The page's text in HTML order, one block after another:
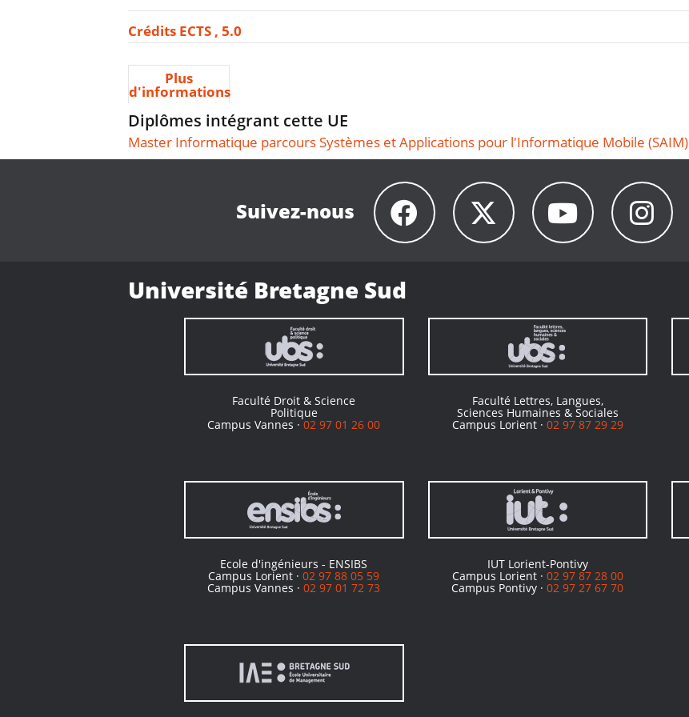
Crédits ECTS 5.0
Plus
d'informations
Diplômes intégrant cette UE
Master Informatique parcours Systèmes et Applications pour l'Informatique Mobile (SAIM)
Suivez-nous
Université Bretagne Sud
Faculté Droit & Science
Politique
Campus Vannes ·02 97 01 26 00
Faculté Lettres, Langues,
Sciences Humaines & Sociales
Campus Lorient · 02 97 87 29 29
Ecole d'ingénieurs - ENSIBS
Campus Lorient ·02 97 88 05 59
Campus Vannes ·02 97 01 72 73
IUT Lorient-Pontivy
Campus Lorient · 02 97 87 28 00
Campus Pontivy ·02 97 27 67 70